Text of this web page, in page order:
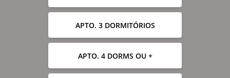
APTO. 3 DORMITÓRIOS
APTO. 4 DORMS OU +